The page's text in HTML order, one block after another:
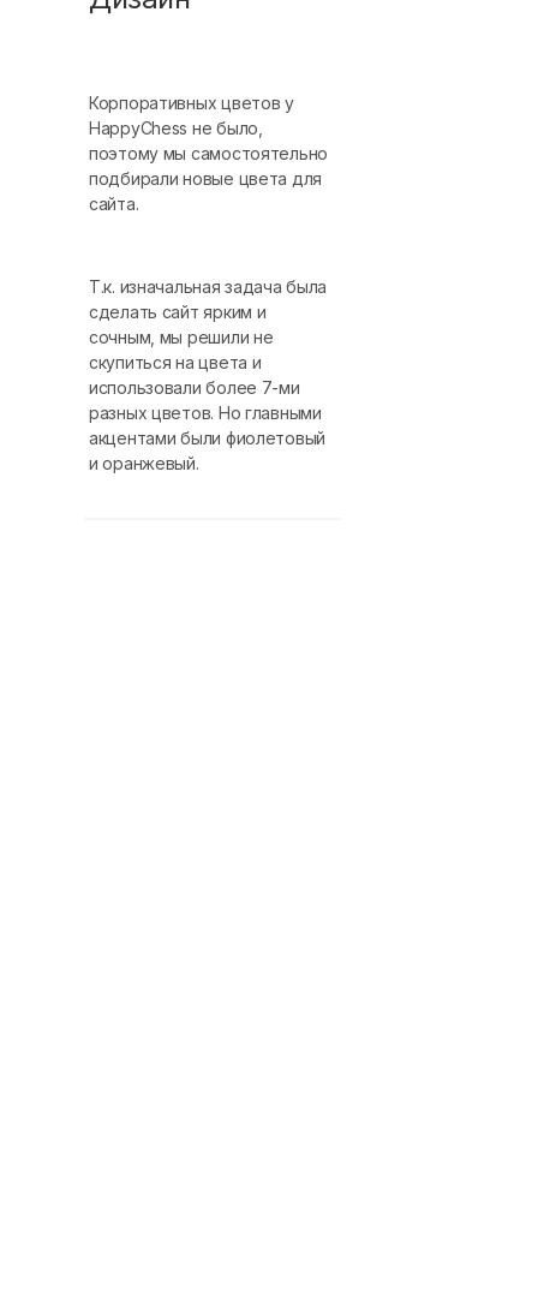
Корпоративных цветов у
HappyChess не было,
поэтому мы самостоятельно
подбирали новые цвета для
сайта.
Т.к. изначальная задача была
сделать сайт ярким и
сочным, мы решили не
скупиться на цвета и
использовали более 7-ми
разных цветов. Но главными
акцентами были фиолетовый
и оранжевый.